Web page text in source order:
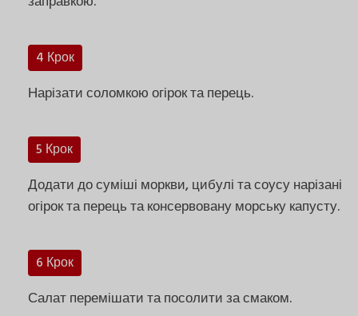
4 Крок
Нарізати соломкою огірок та перець.
5 Крок
Додати до суміші моркви, цибулі та соусу нарізані
огірок та перець та консервовану морську капусту.
6 Крок
Салат перемішати та посолити за смаком.